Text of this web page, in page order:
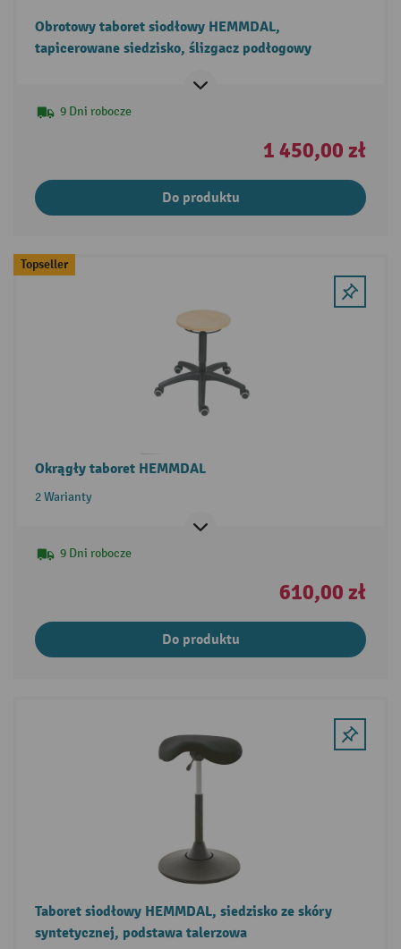
Obrotowy taboret siodłowy HEMMDAL,
tapicerowane siedzisko, ślizgacz podłogowy
9 Dni robocze
1 450,00 zł
Do produktu
Topseller
Okrągły taboret HEMMDAL
2 Warianty
9 Dni robocze
610,00 zł
Do produktu
Taboret siodłowy HEMMDAL, siedzisko ze skóry
syntetycznej, podstawa talerzowa